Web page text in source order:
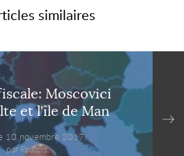
similaires
Moscovici
et l'île de Man
10 novembre 2017,
par Reuters.